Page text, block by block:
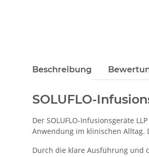
Beschreibung
SOLUFLO-
Der SOLUFLO-Infusionsgeräte
Anwendung im klinischen Alltag.
Durch die klare Ausführung und